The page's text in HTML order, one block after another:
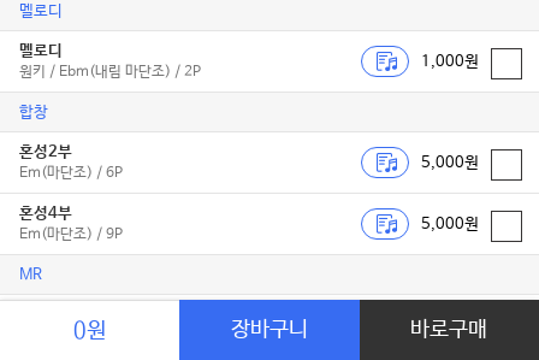
멜로디
멜로디
원키 / Ebm(내림 마단조) / 2P
1,000원
합창
혼성2부
Em(마단조) / 6P
5,000원
혼성4부
Em(마단조) / 9P
5,000원
MR
원키 / Ebm(내림 마단조) / C타입
2,000원
0원 장바구니 바로구매